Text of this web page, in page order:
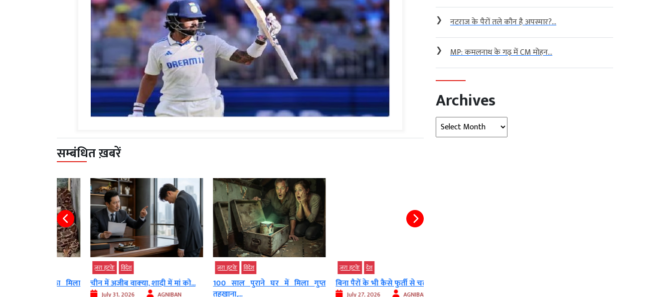
सम्बंधित ख़बरें
विदेश
चीन में अजीब वाक्‍या, शादी में मां को...
July 31, 2026 AGNIBAN
विदेश
100 साल पुराने घर में मिला गुप्त
देश
बिना पैरों के भी कैसे फुर्ती से चलते...
July 27, 2026 AGNIBAN
❯ नटराज के पैरों तले कौन है अपस्मार?...
❯ MP: कमलनाथ के गढ़ में CM मोहन...
Archives
Archives